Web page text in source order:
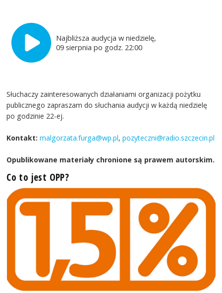
Najbliższa audycja w niedzielę,
09 sierpnia po godz. 22:00
Słuchaczy zainteresowanych działaniami organizacji pożytku
publicznego zapraszam do słuchania audycji w każdą niedzielę
po godzinie 22-ej.
Kontakt: malgorzata.furga@wp.pl,pozyteczni@radio.szczecin.pl
Opublikowane materiały chronione są prawem autorskim.
Co to jest OPP?